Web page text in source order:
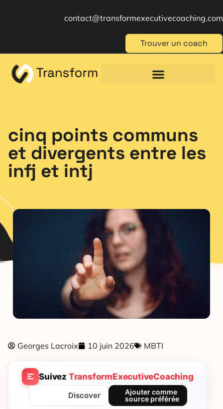
contact@transformexecutivecoaching.com
Trouver un coach
cinq points communs
et divergents entre les
infj et intj
Georges Lacroix 10 juin 2026 MBTI
Suivez TransformExecutiveCoaching
Discover
Ajouter comme
source préférée